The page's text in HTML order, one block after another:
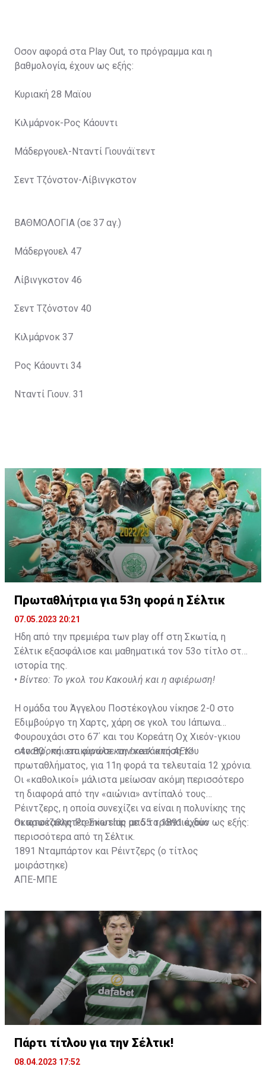
Οσον αφορά στα Play Out, το πρόγραμμα και η
βαθμολογία, έχουν ως εξής:
Κυριακή 28 Μαϊου
Κιλμάρνοκ-Ρος Κάουντι
Μάδεργουελ-Νταντί Γιουνάϊτεντ
Σεντ Τζόνστον-Λίβινγκστον
ΒΑΘΜΟΛΟΓΙΑ (σε 37 αγ.)
Μάδεργουελ 47
Λίβινγκστον 46
Σεντ Τζόνστον 40
Κιλμάρνοκ 37
Ρος Κάουντι 34
Νταντί Γιουν. 31
Πρωταθλήτρια για 53η φορά η Σέλτικ
07.05.2023 20:21
Ηδη από την πρεμιέρα των play off στη Σκωτία, η
Σέλτικ εξασφάλισε και μαθηματικά τον 53ο τίτλο στην
ιστορία της.
• Βίντεο: Το γκολ του Κακουλή και η αφιέρωση!
Η ομάδα του Άγγελου Ποστέκογλου νίκησε 2-0 στο
Εδιμβούργο τη Χαρτς, χάρη σε γκολ του Ιάπωνα
Φουρουχάσι στο 67΄ και του Κορεάτη Οχ Χιεόν-γκιου
στο 80΄, και επικύρωσε την κατάκτηση του
πρωταθλήματος, για 11η φορά τα τελευταία 12 χρόνια.
•Ανατροπή στο φινάλε και break από ΑΕΚ!
Οι «καθολικοί» μάλιστα μείωσαν ακόμη περισσότερο
τη διαφορά από την «αιώνια» αντίπαλό τους
Ρέιντζερς, η οποία συνεχίζει να είναι η πολυνίκης της
σκωτσέζικης Premiership με 55 τρόπαια, δύο
περισσότερα από τη Σέλτικ.
Oι πρωταθλητές Σκωτίας από το 1891 έχουν ως εξής:
1891 Νταμπάρτον και Ρέιντζερς (ο τίτλος
μοιράστηκε)
1893 Σέλτικ
1895 Χαρτς
1896 Σέλτικ
1897 Χαρτς
ΑΠΕ-ΜΠΕ
Πάρτι τίτλου για την Σέλτικ!
08.04.2023 17:52